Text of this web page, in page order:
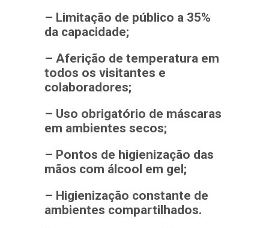
– Limitação de público a 35%
da capacidade;
– Aferição de temperatura em
todos os visitantes e
colaboradores;
– Uso obrigatório de máscaras
em ambientes secos;
– Pontos de higienização das
mãos com álcool em gel;
– Higienização constante de
ambientes compartilhados.